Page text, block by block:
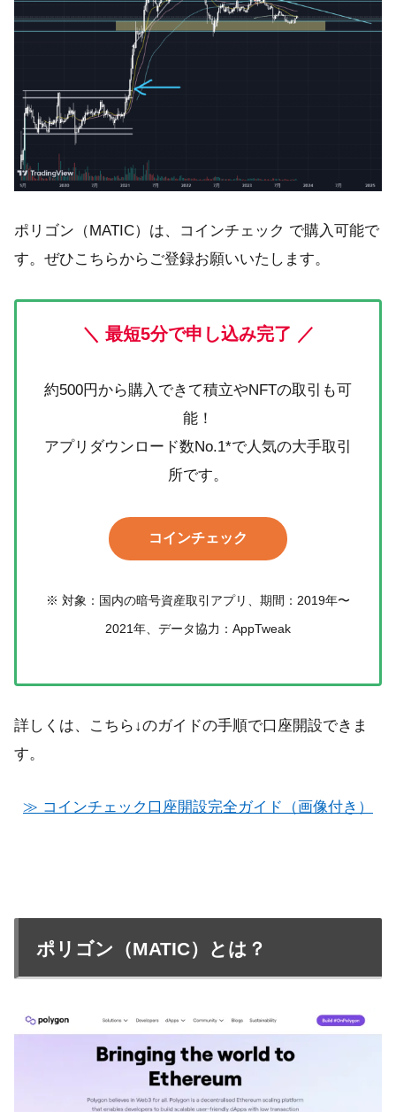
ポリゴン（MATIC）は、コインチェック で購入可能で
す。ぜひこちらからご登録お願いいたします。
＼ 最短5分で申し込み完了 ／
約500円から購入できて積立やNFTの取引も可
能！
アプリダウンロード数No.1*で人気の大手取引
所です。
コインチェック
※ 対象：国内の暗号資産取引アプリ、期間：2019年〜
2021年、データ協力：AppTweak
詳しくは、こちら↓のガイドの手順で口座開設できま
す。
≫ コインチェック口座開設完全ガイド（画像付き）
ポリゴン（MATIC）とは？